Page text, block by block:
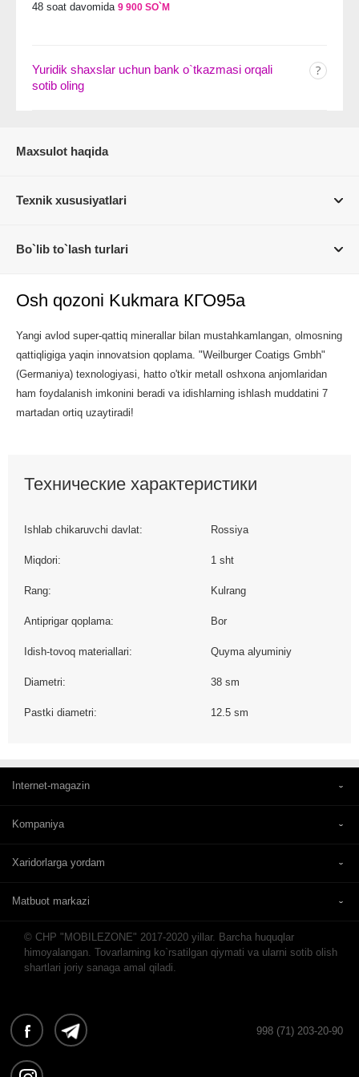
48 soat davomida 9 900 SO`M
Yuridik shaxslar uchun bank o`tkazmasi orqali
sotib oling
Maxsulot haqida
Texnik xususiyatlari
Bo`lib to`lash turlari
Osh qozoni Kukmara КГО95а
Yangi avlod super-qattiq minerallar bilan mustahkamlangan, olmosning
qattiqligiga yaqin innovatsion qoplama. "Weilburger Coatigs Gmbh"
(Germaniya) texnologiyasi, hatto o'tkir metall oshxona anjomlaridan
ham foydalanish imkonini beradi va idishlarning ishlash muddatini 7
martadan ortiq uzaytiradi!
Технические характеристики
Ishlab chikaruvchi davlat: Rossiya
Miqdori: 1 sht
Rang: Kulrang
Antiprigar qoplama: Bor
Idish-tovoq materiallari: Quyma alyuminiy
Diametri: 38 sm
Pastki diametri: 12.5 sm
Internet-magazin
Kompaniya
Xaridorlarga yordam
Matbuot markazi
© CHP "MOBILEZONE" 2017-2020 yillar. Barcha huquqlar
himoyalangan. Tovarlarning ko`rsatilgan qiymati va ularni sotib olish
shartlari joriy sanaga amal qiladi.
998 (71) 203-20-90